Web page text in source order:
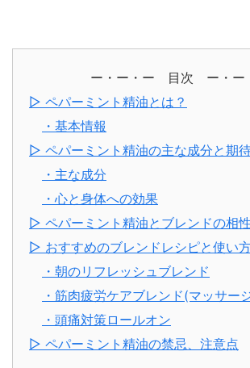
ー・ー・ー 目次 ー・ー
▷ ペパーミント精油とは？
・基本情報
▷ ペパーミント精油の主な成分と期
・主な成分
・心と身体への効果
▷ ペパーミント精油とブレンドの相
▷ おすすめのブレンドレシピと使い
・朝のリフレッシュブレンド
・筋肉疲労ケアブレンド(マッサー
・頭痛対策ロールオン
▷ ペパーミント精油の禁忌、注意点